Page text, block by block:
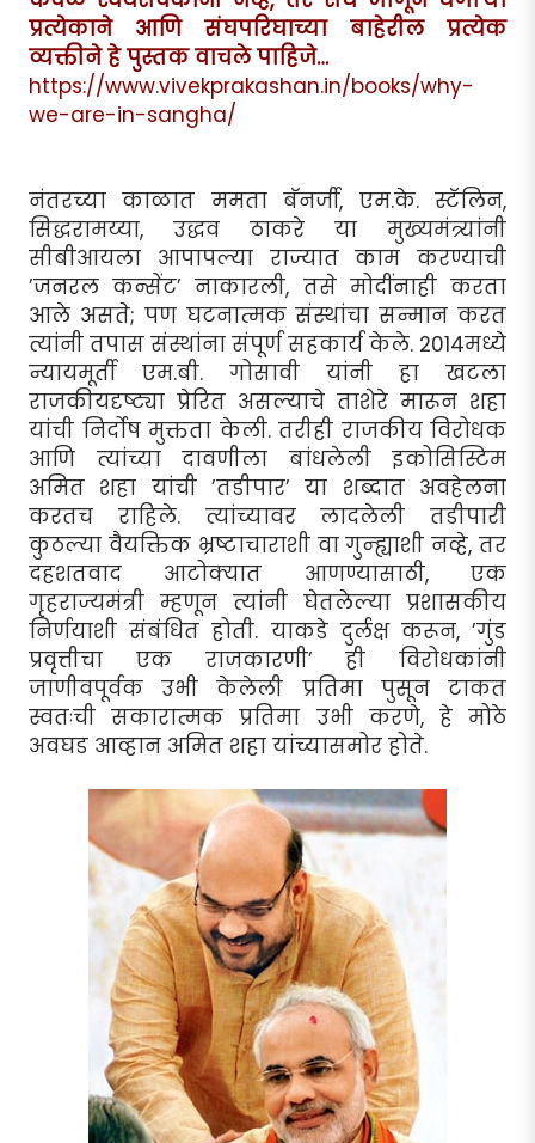
प्रत्येकाने आणि संघपरिघाच्या बाहेरील प्रत्येक
व्यक्तीने हे पुस्तक वाचले पाहिजे…
https://www.vivekprakashan.in/books/why-
we-are-in-sangha/
नंतरच्या काळात ममता बॅनर्जी, एम.के. स्टॅलिन,
सिद्धरामय्या, उद्धव ठाकरे या मुख्यमंत्र्यांनी
सीबीआयला आपापल्या राज्यात काम करण्याची
’जनरल कन्सेंट’ नाकारली, तसे मोदींनाही करता
आले असते; पण घटनात्मक संस्थांचा सन्मान करत
त्यांनी तपास संस्थांना संपूर्ण सहकार्य केले. 2014मध्ये
न्यायमूर्ती एम.बी. गोसावी यांनी हा खटला
राजकीयदृष्ट्या प्रेरित असल्याचे ताशेरे मारून शहा
यांची निर्दोष मुक्तता केली. तरीही राजकीय विरोधक
आणि त्यांच्या दावणीला बांधलेली इकोसिस्टिम
अमित शहा यांची ’तडीपार’ या शब्दात अवहेलना
करतच राहिले. त्यांच्यावर लादलेली तडीपारी
कुठल्या वैयक्तिक भ्रष्टाचाराशी वा गुन्ह्याशी नव्हे, तर
दहशतवाद आटोक्यात आणण्यासाठी, एक
गृहराज्यमंत्री म्हणून त्यांनी घेतलेल्या प्रशासकीय
निर्णयाशी संबंधित होती. याकडे दुर्लक्ष करून, ’गुंड
प्रवृत्तीचा एक राजकारणी’ ही विरोधकांनी
जाणीवपूर्वक उभी केलेली प्रतिमा पुसून टाकत
स्वतःची सकारात्मक प्रतिमा उभी करणे, हे मोठे
अवघड आव्हान अमित शहा यांच्यासमोर होते.